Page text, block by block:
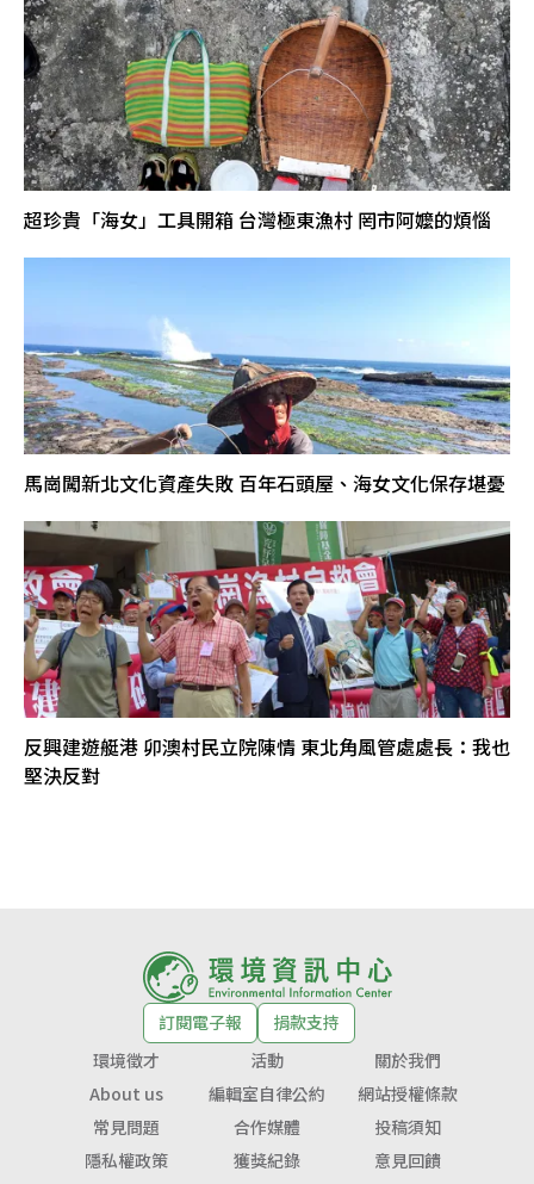
超珍貴「海女」工具開箱 台灣極東漁村 罔市阿嬤的煩惱
馬崗闖新北文化資產失敗 百年石頭屋、海女文化保存堪憂
反興建遊艇港 卯澳村民立院陳情 東北角風管處處長：我也
堅決反對
訂閱電子報
捐款支持
環境徵才
活動
關於我們
About us
編輯室自律公約
網站授權條款
常見問題
合作媒體
投稿須知
隱私權政策
獲獎紀錄 意見回饋